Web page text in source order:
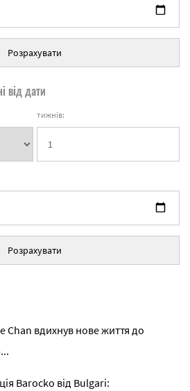
Розрахувати
від дати
тижнів:
Розрахувати
Chan вдихнув нове життя до
Barocko від Bulgari: